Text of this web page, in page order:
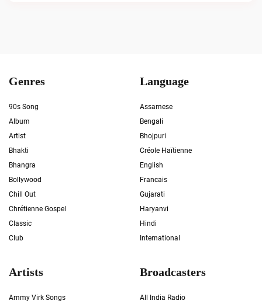
Genres
90s Song
Album
Artist
Bhakti
Bhangra
Bollywood
Chill Out
Chrétienne Gospel
Classic
Club
Language
Assamese
Bengali
Bhojpuri
Créole Haïtienne
English
Francais
Gujarati
Haryanvi
Hindi
International
Artists
Ammy Virk Songs
Broadcasters
All India Radio